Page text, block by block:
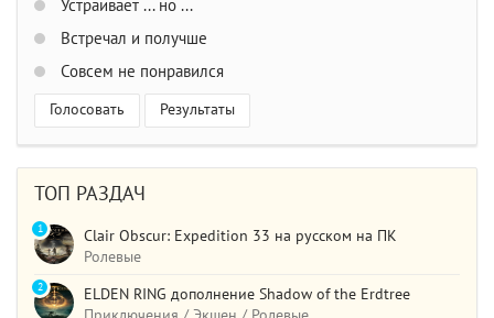
Устраивает ... но ...
Встречал и получше
Совсем не понравился
Голосовать Результаты
ТОП РАЗДАЧ
Clair Obscur: Expedition 33 на русском на ПК
Ролевые
1
ELDEN RING дополнение Shadow of the Erdtree
2